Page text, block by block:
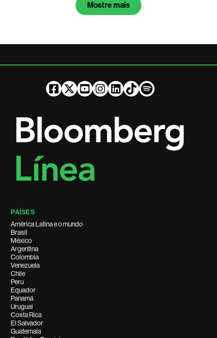
Mostre mais
PAÍSES
América Latina e o mundo
Brasil
México
Argentina
Colombia
Venezuela
Chile
Peru
Equador
Panamá
Uruguai
Costa Rica
El Salvador
Guatemala